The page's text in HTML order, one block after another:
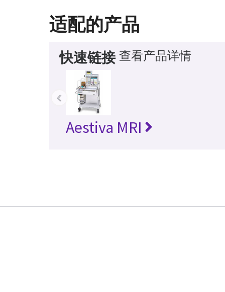
适配的产品
快速链接 查看产品详情
Aestiva MRI
‹